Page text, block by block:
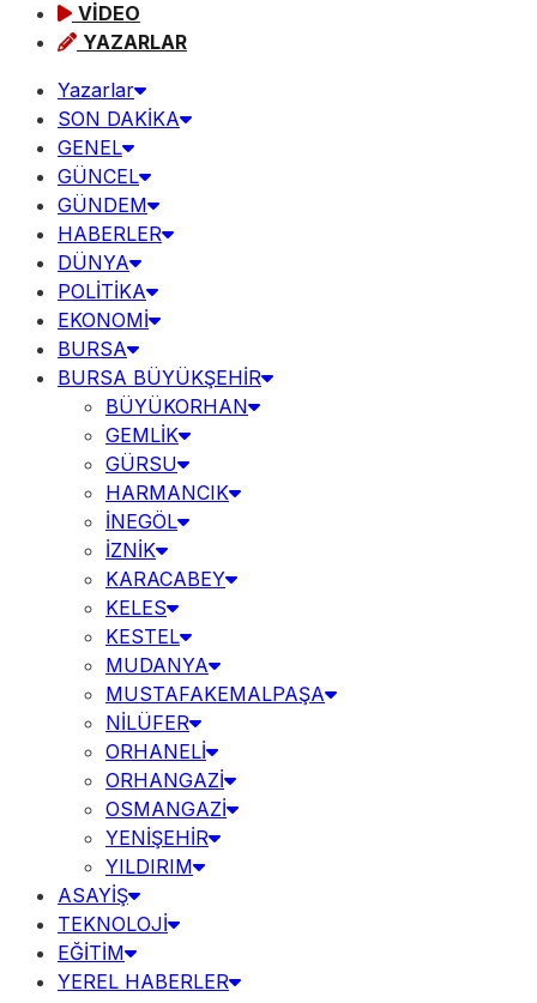
VİDEO
YAZARLAR
Yazarlar
SON DAKİKA
GENEL
GÜNCEL
GÜNDEM
HABERLER
DÜNYA
POLİTİKA
EKONOMİ
BURSA
BURSA BÜYÜKŞEHİR
BÜYÜKORHAN
GEMLİK
GÜRSU
HARMANCIK
İNEGÖL
İZNİK
KARACABEY
KELES
KESTEL
MUDANYA
MUSTAFAKEMALPAŞA
NİLÜFER
ORHANELİ
ORHANGAZİ
OSMANGAZİ
YENİŞEHİR
YILDIRIM
ASAYİŞ
TEKNOLOJİ
EĞİTİM
YEREL HABERLER